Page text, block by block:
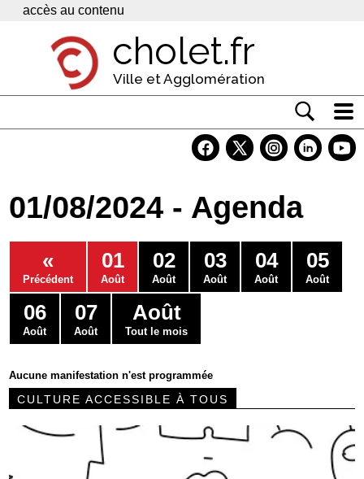
Panneau de gestion des cookies
accès au contenu
cholet.fr
Ville et Agglomération
Economie
Services
Contacts
01/08/2024 - Agenda
«
Précédent
01
Août
02
Août
03
Août
04
Août
05
Août
06
Août
07
Août
Août
Tout le mois
Aucune manifestation n'est programmée
CULTURE ACCESSIBLE À TOUS